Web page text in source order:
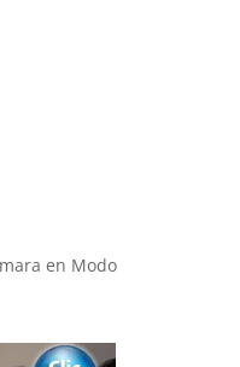
en Modo